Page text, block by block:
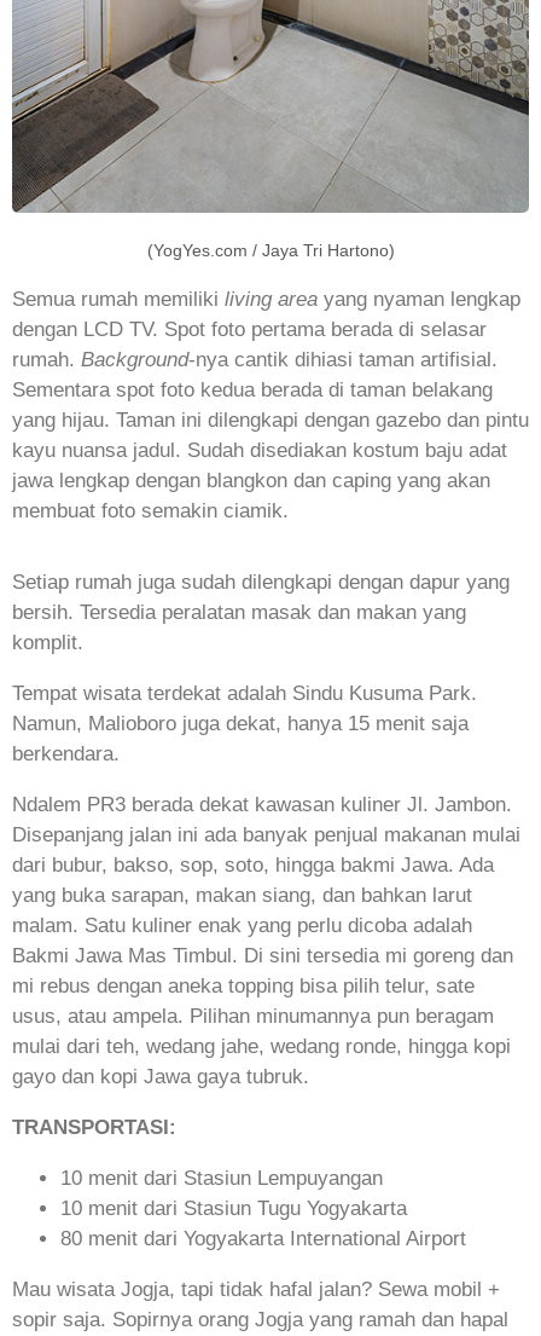
(YogYes.com / Jaya Tri Hartono)
Semua rumah memiliki living area yang nyaman lengkap
dengan LCD TV. Spot foto pertama berada di selasar
rumah. Background-nya cantik dihiasi taman artifisial.
Sementara spot foto kedua berada di taman belakang
yang hijau. Taman ini dilengkapi dengan gazebo dan pintu
kayu nuansa jadul. Sudah disediakan kostum baju adat
jawa lengkap dengan blangkon dan caping yang akan
membuat foto semakin ciamik.
Setiap rumah juga sudah dilengkapi dengan dapur yang
bersih. Tersedia peralatan masak dan makan yang
komplit.
Tempat wisata terdekat adalah Sindu Kusuma Park.
Namun, Malioboro juga dekat, hanya 15 menit saja
berkendara.
Ndalem PR3 berada dekat kawasan kuliner Jl. Jambon.
Disepanjang jalan ini ada banyak penjual makanan mulai
dari bubur, bakso, sop, soto, hingga bakmi Jawa. Ada
yang buka sarapan, makan siang, dan bahkan larut
malam. Satu kuliner enak yang perlu dicoba adalah
Bakmi Jawa Mas Timbul. Di sini tersedia mi goreng dan
mi rebus dengan aneka topping bisa pilih telur, sate
usus, atau ampela. Pilihan minumannya pun beragam
mulai dari teh, wedang jahe, wedang ronde, hingga kopi
gayo dan kopi Jawa gaya tubruk.
TRANSPORTASI:
10 menit dari Stasiun Lempuyangan
10 menit dari Stasiun Tugu Yogyakarta
80 menit dari Yogyakarta International Airport
Mau wisata Jogja, tapi tidak hafal jalan? Sewa mobil +
sopir saja. Sopirnya orang Jogja yang ramah dan hapal